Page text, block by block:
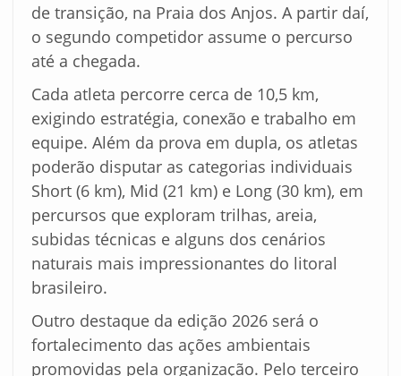
de transição, na Praia dos Anjos. A partir daí,
o segundo competidor assume o percurso
até a chegada.
Cada atleta percorre cerca de 10,5 km,
exigindo estratégia, conexão e trabalho em
equipe. Além da prova em dupla, os atletas
poderão disputar as categorias individuais
Short (6 km), Mid (21 km) e Long (30 km), em
percursos que exploram trilhas, areia,
subidas técnicas e alguns dos cenários
naturais mais impressionantes do litoral
brasileiro.
Outro destaque da edição 2026 será o
fortalecimento das ações ambientais
promovidas pela organização. Pelo terceiro